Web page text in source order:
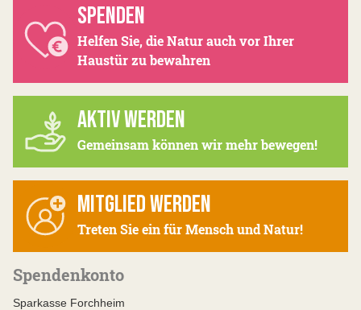
SPENDEN
Helfen Sie, die Natur auch vor Ihrer
Haustür zu bewahren
AKTIV WERDEN
Gemeinsam können wir mehr bewegen!
MITGLIED WERDEN
Treten Sie ein für Mensch und Natur!
Spendenkonto
Sparkasse Forchheim